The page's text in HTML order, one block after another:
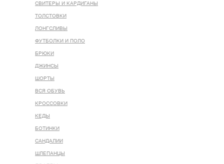
СВИТЕРЫ И КАРДИГАНЫ
ТОЛСТОВКИ
ЛОНГСЛИВЫ
ФУТБОЛКИ И ПОЛО
БРЮКИ
ДЖИНСЫ
ШОРТЫ
ВСЯ ОБУВЬ
КРОССОВКИ
КЕДЫ
БОТИНКИ
САНДАЛИИ
ШЛЕПАНЦЫ